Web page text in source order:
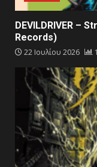
DEVILDRIVER –
Records)
22 Ιουλίου 2026